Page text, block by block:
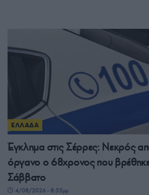
ΕΛΛΑΔΑ
Έγκλημα στις Σέρρες: Νεκρός
όργανο ο 68χρονος που
Σάββατο
4/08/2026 - 8:55μμ